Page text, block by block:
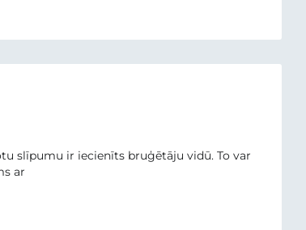
slīpumu ir iecienīts bruģētāju vidū. To var
ar